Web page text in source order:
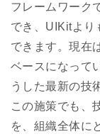
フレームワーク
でき、UIKitより
できます。現在
ベースになって
うした最新の技
この施策でも、
を、組織全体に